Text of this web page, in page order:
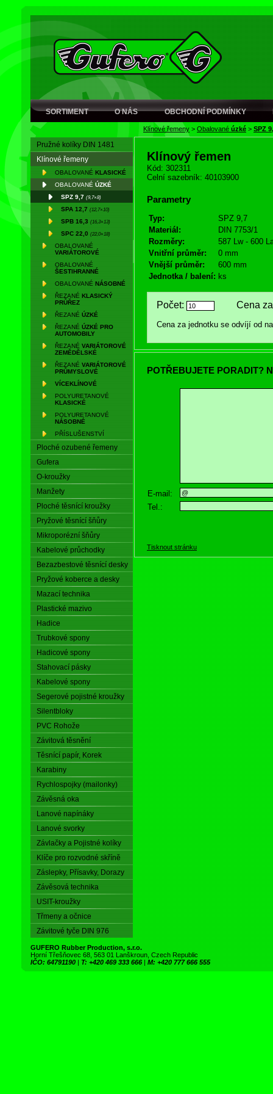
SORTIMENT O NÁS OBCHODNÍ PODMÍNKY
Klínové řemeny > Obalované úzké > SPZ
Pružné kolíky DIN 1481
Klínové řemeny
OBALOVANÉ KLASICKÉ
OBALOVANÉ ÚZKÉ
SPZ 9,7 (9,7×8)
SPA 12,7 (12,7×10)
SPB 16,3 (16,3×13)
SPC 22,0 (22,0×18)
OBALOVANÉ
VARIÁTOROVÉ
OBALOVANÉ
ŠESTIHRANNÉ
OBALOVANÉ NÁSOBNÉ
ŘEZANÉ KLASICKÝ
PRŮŘEZ
ŘEZANÉ ÚZKÉ
ŘEZANÉ ÚZKÉ PRO
AUTOMOBILY
ŘEZANÉ VARIÁTOROVÉ
ZEMĚDĚLSKÉ
ŘEZANÉ VARIÁTOROVÉ
PRŮMYSLOVÉ
VÍCEKLÍNOVÉ
POLYURETANOVÉ
KLASICKÉ
POLYURETANOVÉ
NÁSOBNÉ
PŘÍSLUŠENSTVÍ
Ploché ozubené řemeny
Gufera
O-kroužky
Manžety
Ploché těsnící kroužky
Pryžové těsnící šňůry
Mikroporézní šňůry
Kabelové průchodky
Bezazbestové těsnící desky
Pryžové koberce a desky
Mazací technika
Plastické mazivo
Hadice
Trubkové spony
Hadicové spony
Stahovací pásky
Kabelové spony
Segerové pojistné kroužky
Silentbloky
PVC Rohože
Závitová těsnění
Těsnící papír, Korek
Karabiny
Rychlospojky (mailonky)
Závěsná oka
Lanové napínáky
Lanové svorky
Závlačky a Pojistné kolíky
Klíče pro rozvodné skříně
Záslepky, Přísavky, Dorazy
Závěsová technika
USIT-kroužky
Třmeny a očnice
Závitové tyče DIN 976
Klínový řemen
Kód: 302311
Celní sazebník: 40103900
Parametry
Typ:
SPZ 9,7
Materiál:
DIN 7753/1
Rozměry:
587 Lw - 600
Vnitřní průměr:
0 mm
Vnější průměr:
600 mm
Jednotka / balení: ks
Počet: Cena za
Cena za jednotku se odvíjí od
POTŘEBUJETE PORADIT?
E-mail:
Tel.:
Tisknout stránku
GUFERO Rubber Production, s.r.o.
Horní Třešňovec 68, 563 01 Lanškroun, Czech Republic
IČO: 64791190 | T: +420 469 333 666 | M: +420 777 666 555